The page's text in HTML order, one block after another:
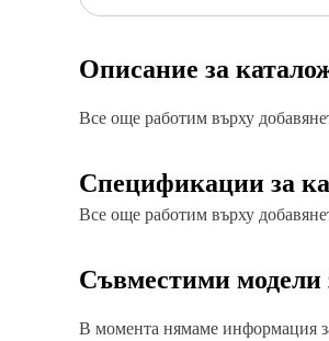
Описание за
Все още работим върху
Спецификации за
Все още работим върху
Съвместими модели
В момента нямаме информация